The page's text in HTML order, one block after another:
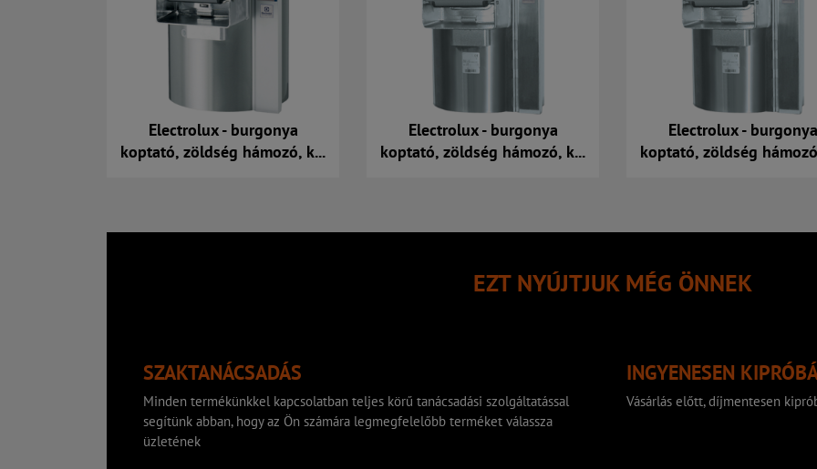
Electrolux - burgonya
koptató, zöldség hámozó, k...
Kosárba
Electrolux - burgonya
koptató, zöldség hámozó, k...
Kosárba
Electrolux - burgonya
koptató, zöldség
Kosárba
EZT NYÚJTJUK MÉG ÖNNEK
SZAKTANÁCSADÁS
Minden termékünkkel kapcsolatban teljes körű tanácsadási szolgáltatással
segítünk abban, hogy az Ön számára legmegfelelőbb terméket válassza
üzletének
INGYENESEN
Vásárlás előtt, díjmentesen